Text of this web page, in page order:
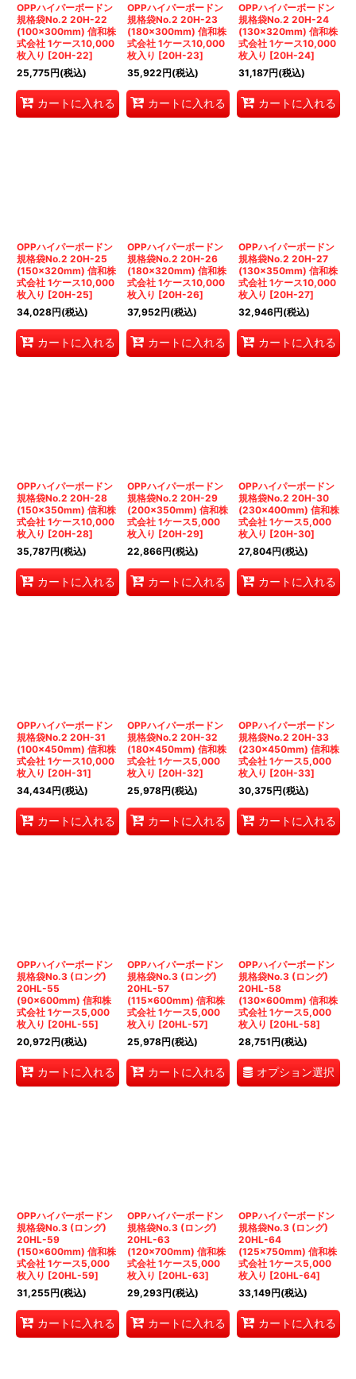
OPPハイパーボードン
規格袋No.2 20H-22
(100×300mm) 信和株
式会社 1ケース10,000
枚入り [20H-22]
25,775円(税込)
カートに入れる
OPPハイパーボードン
規格袋No.2 20H-23
(180×300mm) 信和株
式会社 1ケース10,000
枚入り [20H-23]
35,922円(税込)
カートに入れる
OPPハイパーボードン
規格袋No.2 20H-24
(130×320mm) 信和株
式会社 1ケース10,000
枚入り [20H-24]
31,187円(税込)
カートに入れる
OPPハイパーボードン
規格袋No.2 20H-25
(150×320mm) 信和株
式会社 1ケース10,000
枚入り [20H-25]
34,028円(税込)
カートに入れる
OPPハイパーボードン
規格袋No.2 20H-26
(180×320mm) 信和株
式会社 1ケース10,000
枚入り [20H-26]
37,952円(税込)
カートに入れる
OPPハイパーボードン
規格袋No.2 20H-27
(130×350mm) 信和株
式会社 1ケース10,000
枚入り [20H-27]
32,946円(税込)
カートに入れる
OPPハイパーボードン
規格袋No.2 20H-28
(150×350mm) 信和株
式会社 1ケース10,000
枚入り [20H-28]
35,787円(税込)
カートに入れる
OPPハイパーボードン
規格袋No.2 20H-29
(200×350mm) 信和株
式会社 1ケース5,000
枚入り [20H-29]
22,866円(税込)
カートに入れる
OPPハイパーボードン
規格袋No.2 20H-30
(230×400mm) 信和株
式会社 1ケース5,000
枚入り [20H-30]
27,804円(税込)
カートに入れる
OPPハイパーボードン
規格袋No.2 20H-31
(100×450mm) 信和株
式会社 1ケース10,000
枚入り [20H-31]
34,434円(税込)
カートに入れる
OPPハイパーボードン
規格袋No.2 20H-32
(180×450mm) 信和株
式会社 1ケース5,000
枚入り [20H-32]
25,978円(税込)
カートに入れる
OPPハイパーボードン
規格袋No.2 20H-33
(230×450mm) 信和株
式会社 1ケース5,000
枚入り [20H-33]
30,375円(税込)
カートに入れる
OPPハイパーボードン
規格袋No.3 (ロング)
20HL-55
(90×600mm) 信和株
式会社 1ケース5,000
枚入り [20HL-55]
20,972円(税込)
カートに入れる
OPPハイパーボードン
規格袋No.3 (ロング)
20HL-57
(115×600mm) 信和株
式会社 1ケース5,000
枚入り [20HL-57]
25,978円(税込)
カートに入れる
OPPハイパーボードン
規格袋No.3 (ロング)
20HL-58
(130×600mm) 信和株
式会社 1ケース5,000
枚入り [20HL-58]
28,751円(税込)
オプション選択
OPPハイパーボードン
規格袋No.3 (ロング)
20HL-59
(150×600mm) 信和株
式会社 1ケース5,000
枚入り [20HL-59]
31,255円(税込)
カートに入れる
OPPハイパーボードン
規格袋No.3 (ロング)
20HL-63
(120×700mm) 信和株
式会社 1ケース5,000
枚入り [20HL-63]
29,293円(税込)
カートに入れる
OPPハイパーボードン
規格袋No.3 (ロング)
20HL-64
(125×750mm) 信和株
式会社 1ケース5,000
枚入り [20HL-64]
33,149円(税込)
カートに入れる